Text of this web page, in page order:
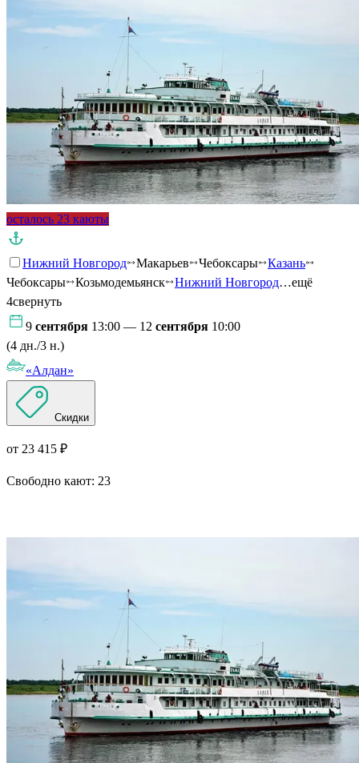
осталось 23 каюты
Нижний Новгород Макарьев Чебоксары
Казань
Чебоксары
Козьмодемьянск Нижний Новгород…ещё
4свернуть
9 сентября 13:00 — 12 сентября 10:00
(4 дн./3 н.)
«Алдан»
Скидки
от 23 415 ₽
Свободно кают: 23